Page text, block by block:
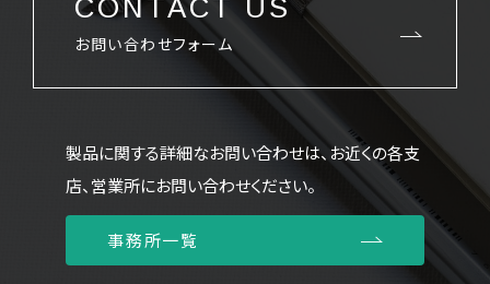
CONTACT US
お問い合わせフォーム
製品に関する詳細なお問い合わせは、お近くの各支
店、営業所にお問い合わせください。
事務所一覧